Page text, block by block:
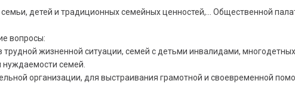
детей и традиционных семейных ценностей,… Общественной
вопросы:
жизненной ситуации, семей с детьми инвалидами, многодетных
семей.
организации, для выстраивания грамотной и своевременной